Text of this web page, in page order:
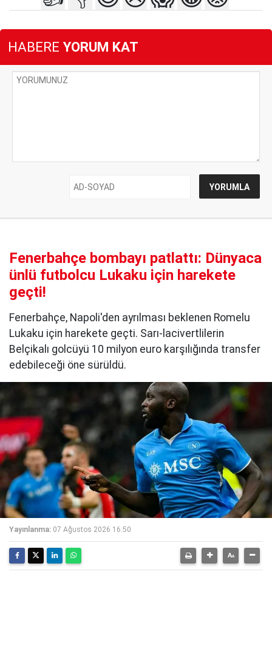
HABERE YORUM KAT
Fenerbahçe bombayı patlattı: Dünyaca
ünlü futbolcu Lukaku için harekete
geçti!
Fenerbahçe, Napoli'den ayrılması beklenen Romelu
Lukaku için harekete geçti. Sarı-lacivertlilerin
Belçikalı golcüyü 10 milyon euro karşılığında transfer
edebileceği öne sürüldü.
Yayınlanma: 07 Ağustos 2026 16:50